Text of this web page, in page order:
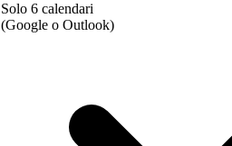
Solo 6 calendari
(Google o Outlook)